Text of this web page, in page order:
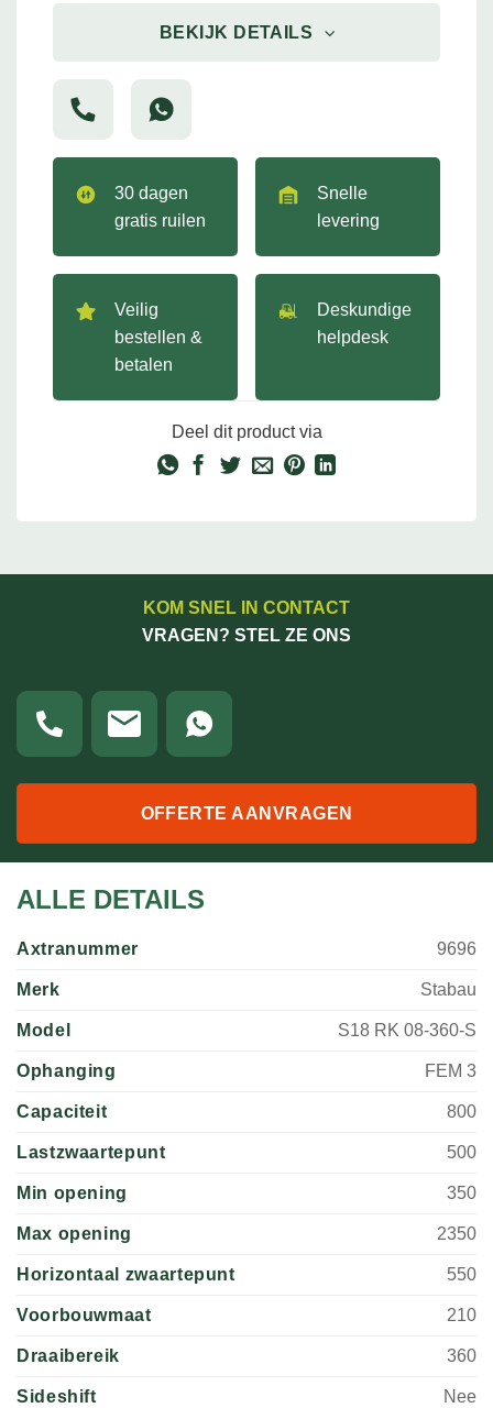
BEKIJK DETAILS
30 dagen
gratis ruilen
Snelle
levering
Veilig
bestellen &
betalen
Deskundige
helpdesk
Deel dit product via
KOM SNEL IN CONTACT
VRAGEN? STEL ZE ONS
OFFERTE AANVRAGEN
ALLE DETAILS
Axtranummer 9696
Merk Stabau
Model S18 RK 08-360-S
Ophanging FEM 3
Capaciteit 800
Lastzwaartepunt 500
Min opening 350
Max opening 2350
Horizontaal zwaartepunt 550
Voorbouwmaat 210
Draaibereik 360
Sideshift Nee